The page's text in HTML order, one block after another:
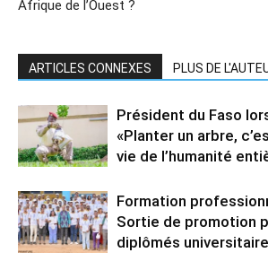
Afrique de l’Ouest ?
ARTICLES CONNEXES PLUS DE
Président du Faso
«Planter un arbre,
vie de l’humanité
Formation
Sortie de promotion
diplômés